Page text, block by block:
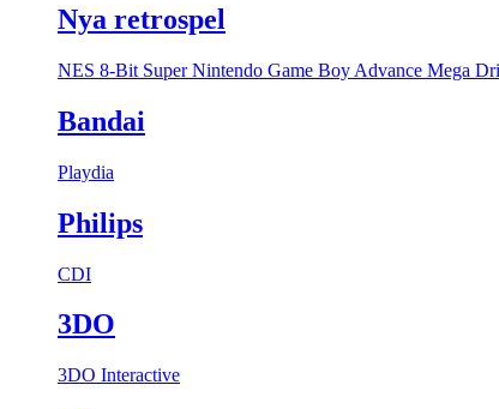
Nya retrospel
NES 8-Bit Super Nintendo Game Boy Advance Mega
Bandai
Playdia
Philips
CDI
3DO
3DO Interactive